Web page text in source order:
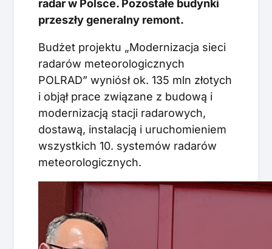
radar w Polsce. Pozostałe budynki
przeszły generalny remont.
Budżet projektu „Modernizacja sieci
radarów meteorologicznych
POLRAD” wyniósł ok. 135 mln złotych
i objął prace związane z budową i
modernizacją stacji radarowych,
dostawą, instalacją i uruchomieniem
wszystkich 10. systemów radarów
meteorologicznych.